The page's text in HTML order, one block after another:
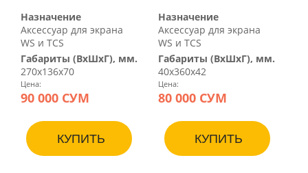
Назначение
Аксессуар для экрана
WS и TCS
Габариты (ВхШхГ), мм.
270х136х70
Цена:
90 000 СУМ
КУПИТЬ
Назначение
Аксессуар для экрана
WS и TCS
Габариты (ВхШхГ), мм.
40х360х42
Цена:
80 000 СУМ
КУПИТЬ